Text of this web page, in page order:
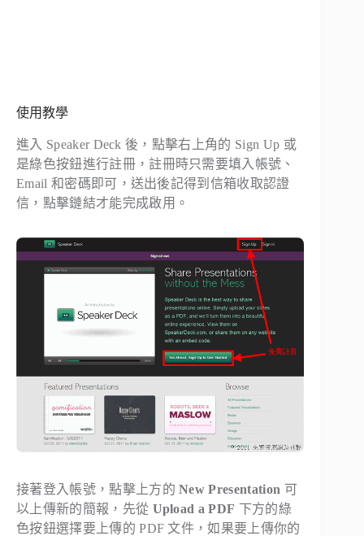
使用教學
進入 Speaker Deck 後，點擊右上角的 Sign Up 或
是綠色按鈕進行註冊，註冊時只需要填入帳號、
Email 和密碼即可，送出後記得到信箱收取認證
信，點擊鏈結才能完成啟用。
接著登入帳號，點擊上方的New Presentation 可
以上傳新的簡報，先從 Upload a PDF 下方的綠
色按鈕選擇要上傳的 PDF 文件，如果要上傳你的